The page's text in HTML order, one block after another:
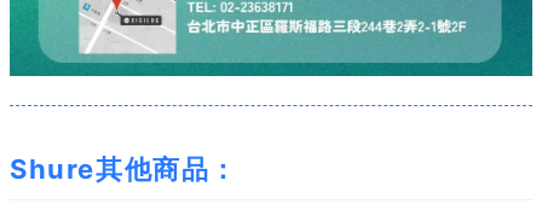
Shure其他商品：